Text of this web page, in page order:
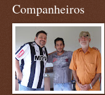
Companheiros